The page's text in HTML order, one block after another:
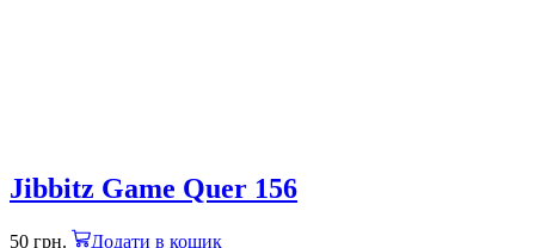
Jibbitz Game Quer 156
50 грн. Додати в кошик